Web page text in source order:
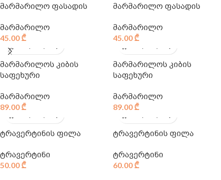
მარმარილო ფასადის
მარმარილო
45.00 ₾
მარმარილო ფასადის
მარმარილო
45.00 ₾
მარმარილოს კიბის
საფეხური
მარმარილო
89.00 ₾
მარმარილოს კიბის
საფეხური
მარმარილო
89.00 ₾
ტრავერტინის ფილა
ტრავერტინი
50.00 ₾
ტრავერტინის ფილა
ტრავერტინი
60.00 ₾